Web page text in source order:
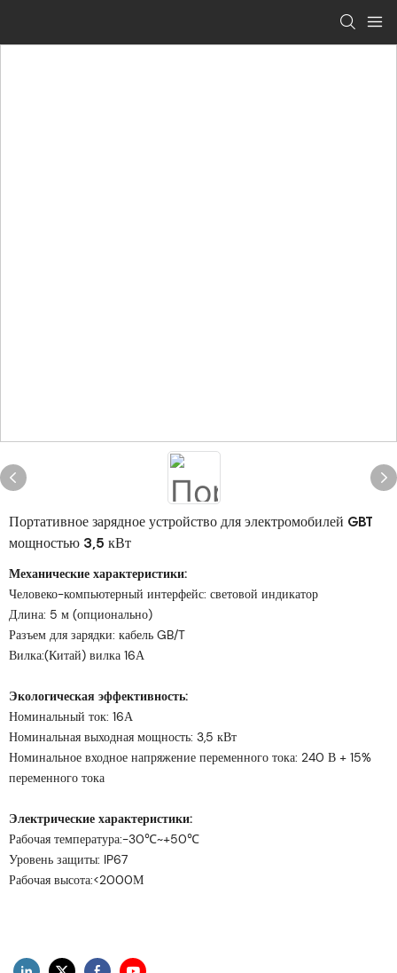
Портативное зарядное устройство для электромобилей GBT
мощностью 3,5 кВт
Механические характеристики:
Человеко-компьютерный интерфейс: световой индикатор
Длина: 5 м (опционально)
Разъем для зарядки: кабель GB/T
Вилка:(Китай) вилка 16А
Экологическая эффективность:
Номинальный ток: 16А
Номинальная выходная мощность: 3,5 кВт
Номинальное входное напряжение переменного тока: 240 В + 15%
переменного тока
Электрические характеристики:
Рабочая температура:-30℃~+50℃
Уровень защиты: IP67
Рабочая высота:<2000М